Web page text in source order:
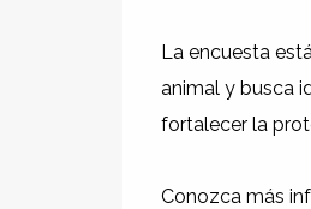
La encuesta
animal y busca
fortalecer la
Conozca más